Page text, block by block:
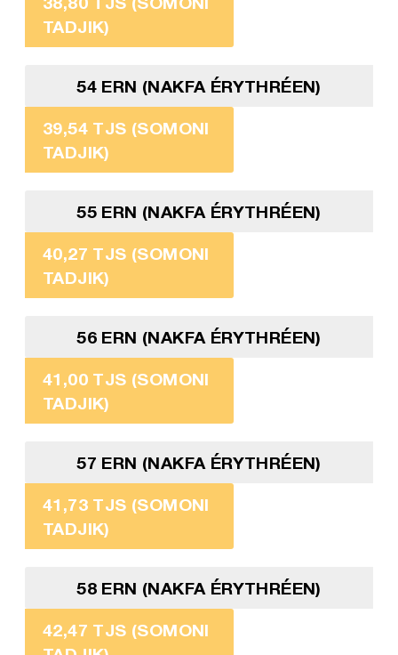
TADJIK)
54 ERN (NAKFA ÉRYTHRÉEN)
39,54 TJS (SOMONI
TADJIK)
55 ERN (NAKFA ÉRYTHRÉEN)
40,27 TJS (SOMONI
TADJIK)
56 ERN (NAKFA ÉRYTHRÉEN)
41,00 TJS (SOMONI
TADJIK)
57 ERN (NAKFA ÉRYTHRÉEN)
41,73 TJS (SOMONI
TADJIK)
58 ERN (NAKFA ÉRYTHRÉEN)
42,47 TJS (SOMONI